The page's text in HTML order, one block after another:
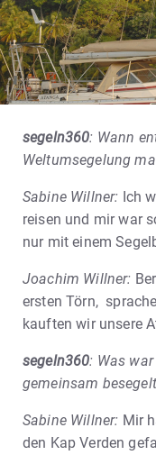
segeln360: Wann
Weltumsegelung
Sabine Willner: Ich
reisen und mir war
nur mit einem
Joachim Willner:
ersten Törn,
kauften wir unsere
segeln360: Was
gemeinsam
Sabine Willner: Mir
den Kap Verden